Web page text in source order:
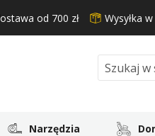
od 700 zł Wysyłka
Search
Narzędzia